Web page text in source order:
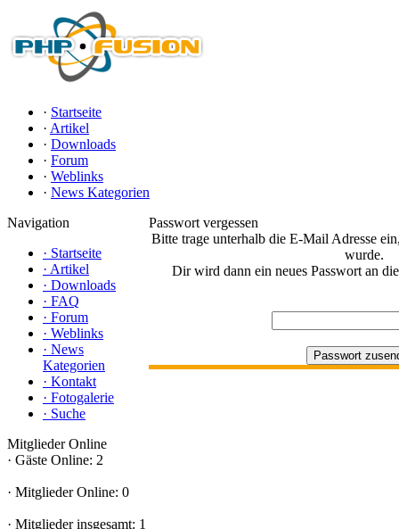
· Startseite
· Artikel
· Downloads
· Forum
· Weblinks
· News Kategorien
Navigation
· Startseite
· Artikel
· Downloads
· FAQ
· Forum
· Weblinks
· News
Kategorien
· Kontakt
· Fotogalerie
· Suche
Mitglieder Online
· Gäste Online: 2
· Mitglieder Online: 0
· Mitglieder insgesamt: 1
Passwort vergessen
Bitte trage unterhalb die E-Mail Adresse
wurde.
Dir wird dann ein neues Passwort an